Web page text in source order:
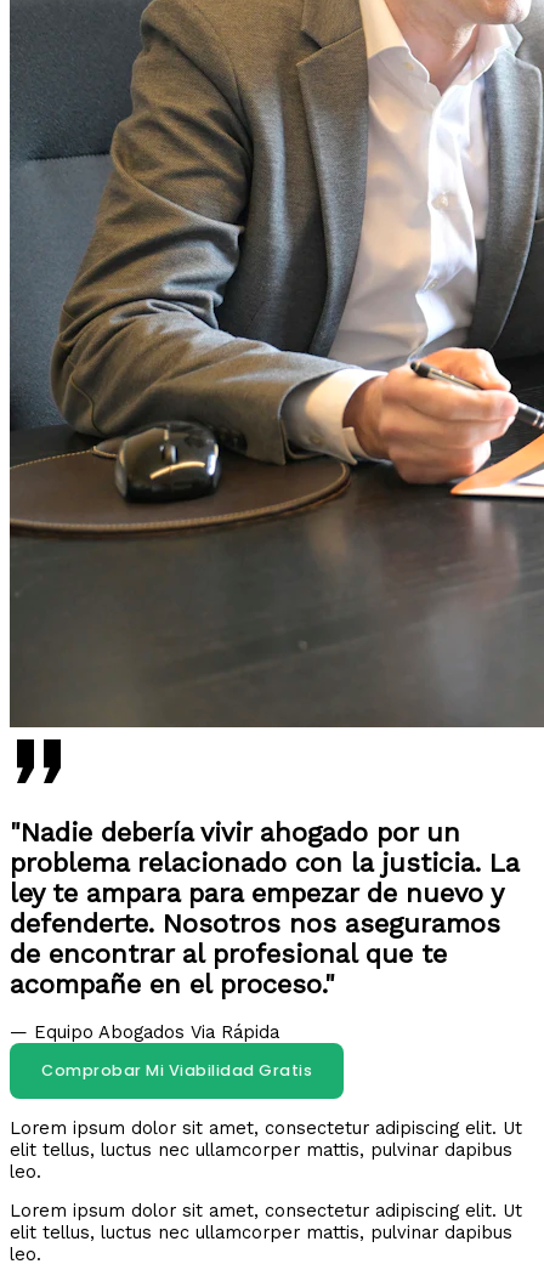
"Nadie debería vivir ahogado por un
problema relacionado con la justicia. La
ley te ampara para empezar de nuevo y
defenderte. Nosotros nos aseguramos
de encontrar al profesional que te
acompañe en el proceso."
— Equipo Abogados Via Rápida
Comprobar Mi Viabilidad Gratis
Lorem ipsum dolor sit amet, consectetur adipiscing elit. Ut
elit tellus, luctus nec ullamcorper mattis, pulvinar dapibus
leo.
Lorem ipsum dolor sit amet, consectetur adipiscing elit. Ut
elit tellus, luctus nec ullamcorper mattis, pulvinar dapibus
leo.